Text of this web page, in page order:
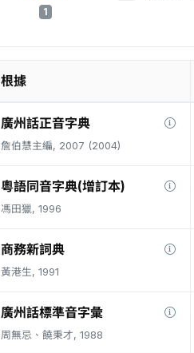
1
根據
廣州話正音字典
詹伯慧主編, 2007 (2004)
粵語同音字典(增訂本)
馮田獵, 1996
商務新詞典
黃港生, 1991
廣州話標準音字彙
周無忌、饒秉才, 1988